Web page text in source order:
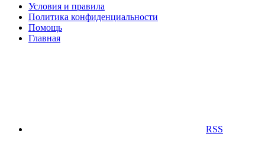
Условия и правила
Политика конфиденциальности
Помощь
Главная
RSS